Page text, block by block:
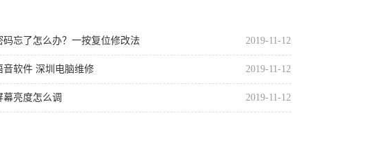
2019-11-12
码忘了怎么办？一按复位修改法
2019-11-12
音软件 深圳电脑维修
2019-11-12
幕亮度怎么调